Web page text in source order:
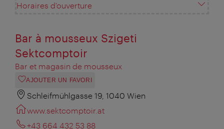
Horaires d'ouverture
Bar à mousseux Szigeti
Sektcomptoir
Bar et magasin de mousseux
AJOUTER UN FAVORI
Schleifmühlgasse 19, 1040 Wien
www.sektcomptoir.at
+43 664 432 53 88